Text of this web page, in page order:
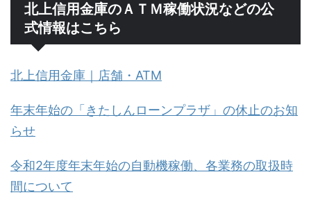
北上信用金庫のＡＴＭ稼働状況などの公
式情報はこちら
北上信用金庫｜店舗・ATM
年末年始の「きたしんローンプラザ」の休止のお知
らせ
令和2年度年末年始の自動機稼働、各業務の取扱時
間について